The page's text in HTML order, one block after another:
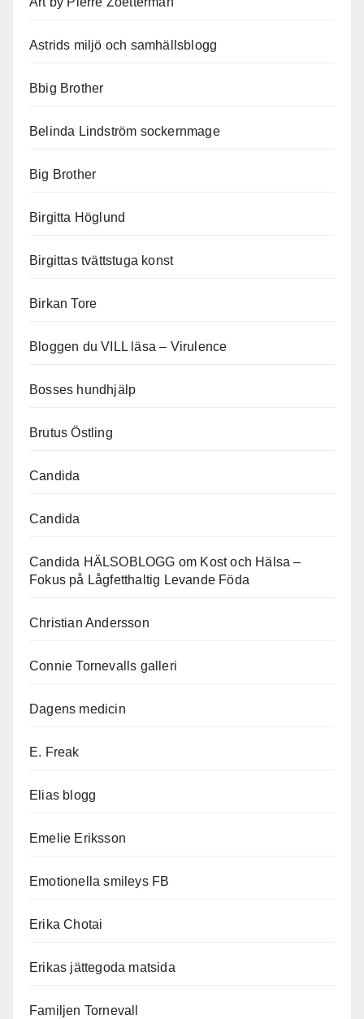
Astrids miljö och samhällsblogg
Bbig Brother
Belinda Lindström sockernmage
Big Brother
Birgitta Höglund
Birgittas tvättstuga konst
Birkan Tore
Bloggen du VILL läsa – Virulence
Bosses hundhjälp
Brutus Östling
Candida
Candida
Candida HÄLSOBLOGG om Kost och Hälsa –
Fokus på Lågfetthaltig Levande Föda
Christian Andersson
Connie Tornevalls galleri
Dagens medicin
E. Freak
Elias blogg
Emelie Eriksson
Emotionella smileys FB
Erika Chotai
Erikas jättegoda matsida
Familjen Tornevall